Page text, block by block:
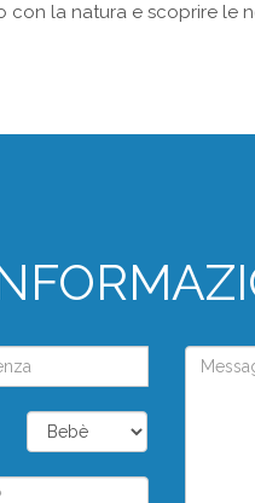
la natura e scoprire le